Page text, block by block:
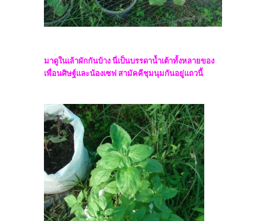
มาดูในเล้าผักกันบ้าง นี่เป็นบรรดาน้ำเต้าทั้งหลายของ
เพื่อนศิษฐ์และน้องเซฟ สามัคคีชุมนุมกันอยู่แถวนี้